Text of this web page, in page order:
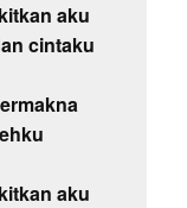
aku
cintaku
aku